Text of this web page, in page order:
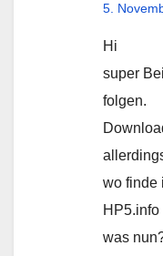
5.
Hi
super
folgen.
wo finde
was